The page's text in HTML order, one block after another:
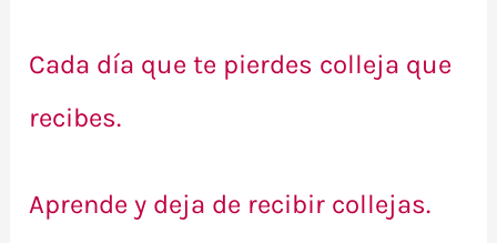
Cada día que te pierdes colleja que
recibes.
Aprende y deja de recibir collejas.